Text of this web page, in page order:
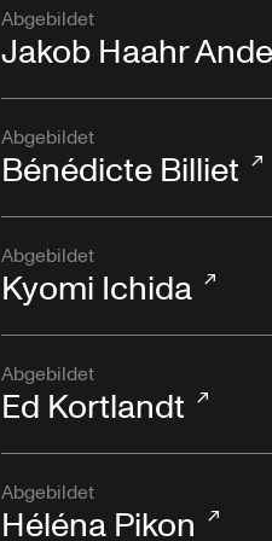
Abgebildet
Jakob Haahr
Abgebildet
Bénédicte Billiet
Abgebildet
Kyomi Ichida
Abgebildet
Ed Kortlandt
Abgebildet
Héléna Pikon